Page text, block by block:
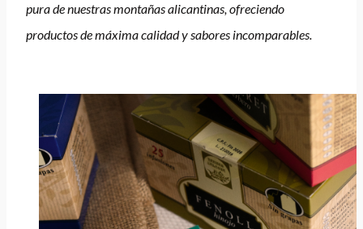
pura de nuestras montañas alicantinas, ofreciendo
productos de máxima calidad y sabores incomparables.